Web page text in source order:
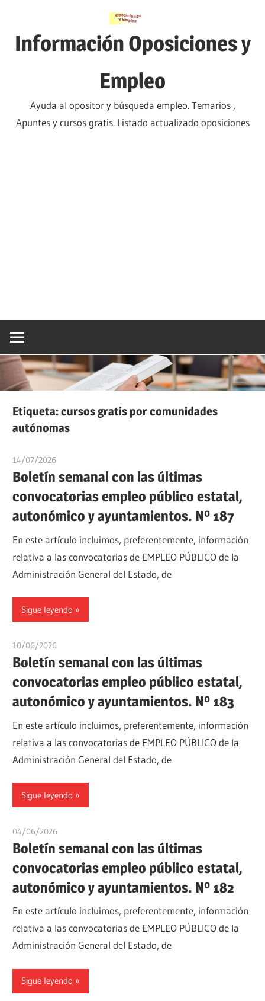
contenido
Información Oposiciones y
Empleo
Ayuda al opositor y búsqueda empleo. Temarios ,
Apuntes y cursos gratis. Listado actualizado oposiciones
Etiqueta:cursos gratis por comunidades
autónomas
14/07/2026
Boletín semanal con las últimas
convocatorias empleo público estatal,
autonómico y ayuntamientos. Nº 187
En este artículo incluimos, preferentemente, información
relativa a las convocatorias de EMPLEO PÚBLICO de la
Administración General del Estado, de
Sigue leyendo
10/06/2026
Boletín semanal con las últimas
convocatorias empleo público estatal,
autonómico y ayuntamientos. Nº 183
En este artículo incluimos, preferentemente, información
relativa a las convocatorias de EMPLEO PÚBLICO de la
Administración General del Estado, de
Sigue leyendo
04/06/2026
Boletín semanal con las últimas
convocatorias empleo público estatal,
autonómico y ayuntamientos. Nº 182
En este artículo incluimos, preferentemente, información
relativa a las convocatorias de EMPLEO PÚBLICO de la
Administración General del Estado, de
Sigue leyendo